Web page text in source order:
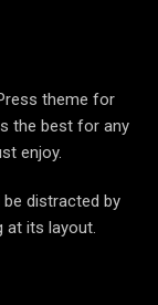
theme for
the best for any
enjoy.
distracted by
at its layout.